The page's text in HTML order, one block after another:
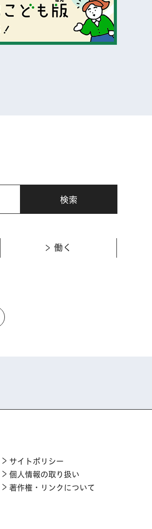
働く
サイトポリシー
個人情報の取り扱い
著作権・リンクについて